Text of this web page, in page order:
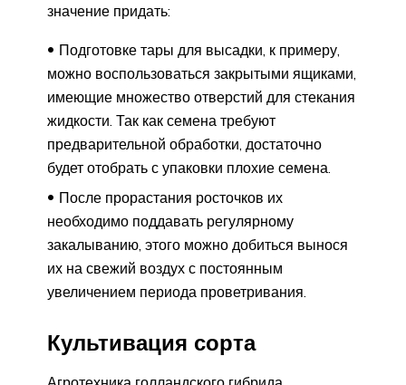
значение придать:
Подготовке тары для высадки, к примеру,
можно воспользоваться закрытыми ящиками,
имеющие множество отверстий для стекания
жидкости. Так как семена требуют
предварительной обработки, достаточно
будет отобрать с упаковки плохие семена.
После прорастания росточков их
необходимо поддавать регулярному
закалыванию, этого можно добиться вынося
их на свежий воздух с постоянным
увеличением периода проветривания.
Культивация сорта